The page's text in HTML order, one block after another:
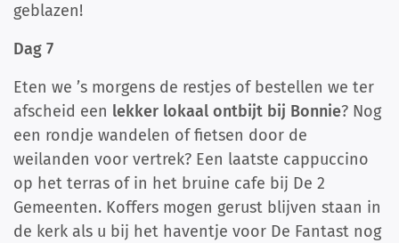
geblazen!
Dag 7
Eten we ’s morgens de restjes of bestellen we ter
afscheid een lekker lokaal ontbijt bij Bonnie? Nog
een rondje wandelen of fietsen door de
weilanden voor vertrek? Een laatste cappuccino
op het terras of in het bruine cafe bij De 2
Gemeenten. Koffers mogen gerust blijven staan in
de kerk als u bij het haventje voor De Fantast nog